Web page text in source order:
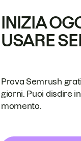
INIZIA
USARE
Prova Semrush
giorni. Puoi disdire
momento.